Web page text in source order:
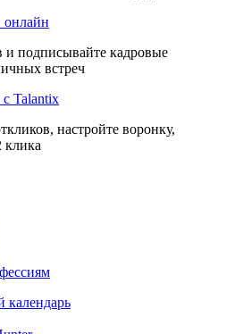
онлайн
и подписывайте кадровые
встреч
с Talantix
настройте воронку,
клика
календарь